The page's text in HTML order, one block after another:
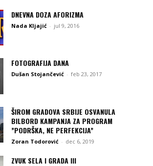
DNEVNA DOZA AFORIZMA
Nada Kljajić - jul 9, 2016
FOTOGRAFIJA DANA
Dušan Stojančević - feb 23, 2017
ŠIROM GRADOVA SRBIJE OSVANULA
BILBORD KAMPANJA ZA PROGRAM
”PODRŠKA, NE PERFEKCIJA”
Zoran Todorović - dec 6, 2019
ZVUK SELA I GRADA III